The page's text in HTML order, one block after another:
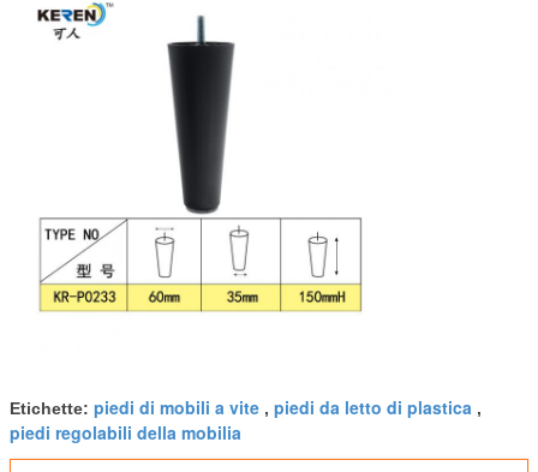
Etichette: piedi di mobili a vite , piedi da letto di plastica ,
piedi regolabili della mobilia